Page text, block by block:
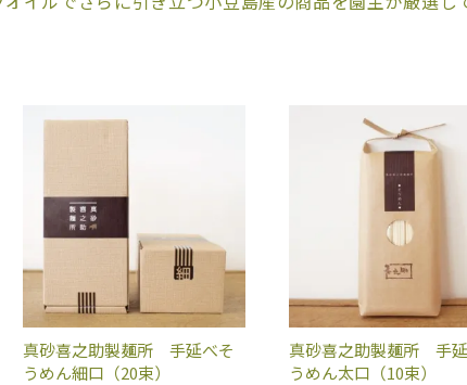
真砂喜之助製麺所 手延べそ
うめん細口（20束）
真砂喜之助製麺所 手
うめん太口（10束）